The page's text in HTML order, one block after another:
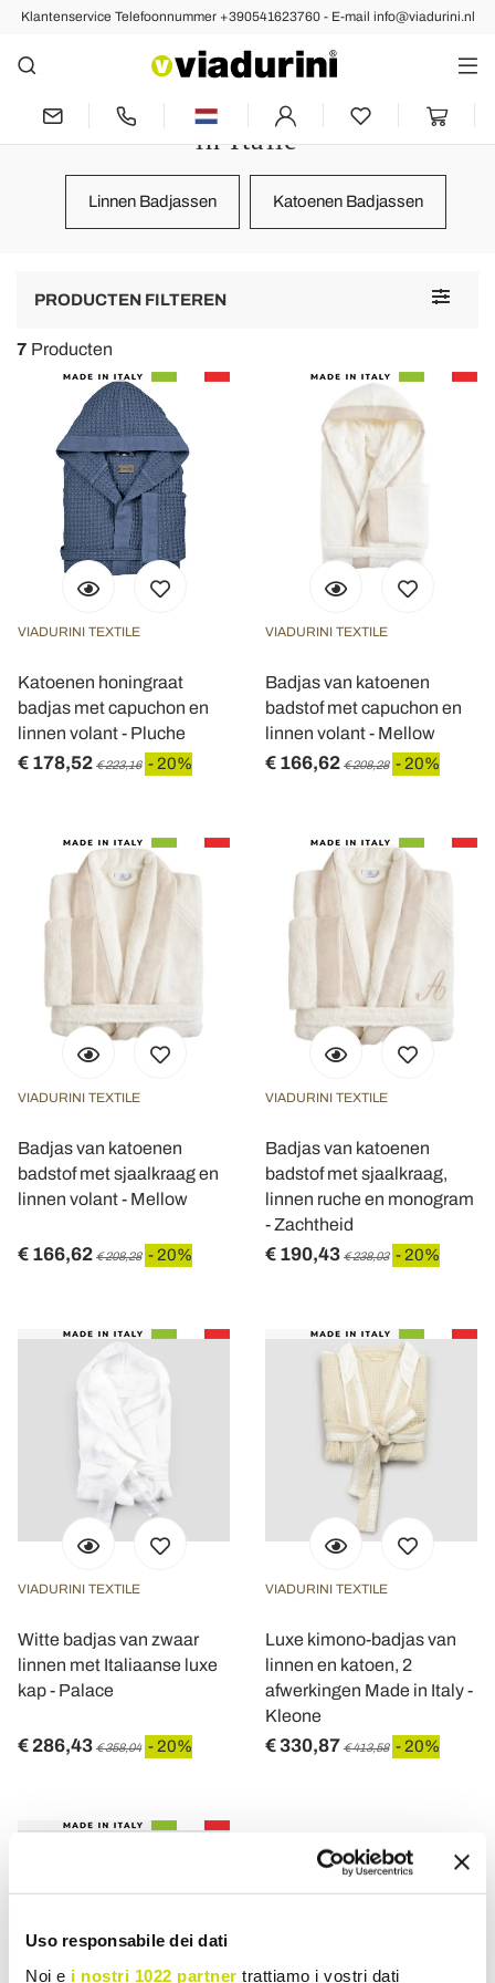
Uso responsabile dei dati
Noi e i nostri 1022 partner trattiamo i vostri dati
Klantenservice Telefoonnummer +390541623760 - E-mail info@viadurini.nl
Designer Badjassen de Hoge
Kwaliteit van Badtextiel Gemaakt
in Italië
Linnen Badjassen Katoenen Badjassen
Toggle
PRODUCTEN FILTEREN
7 Producten
VIADURINI TEXTILE
Katoenen honingraat
badjas met capuchon en
linnen volant - Pluche
€ 178,52 € 223,16 - 20%
VIADURINI TEXTILE
Badjas van katoenen
badstof met capuchon en
linnen volant - Mellow
€ 166,62 € 208,28 - 20%
VIADURINI TEXTILE
Badjas van katoenen
badstof met sjaalkraag en
linnen volant - Mellow
€ 166,62 € 208,28 - 20%
VIADURINI TEXTILE
Badjas van katoenen
badstof met sjaalkraag,
linnen ruche en monogram
- Zachtheid
€ 190,43 € 238,03 - 20%
VIADURINI TEXTILE
Witte badjas van zwaar
linnen met Italiaanse luxe
kap - Palace
€ 286,43 € 358,04 - 20%
VIADURINI TEXTILE
Luxe kimono-badjas van
linnen en katoen, 2
afwerkingen Made in Italy -
Kleone
€ 330,87 € 413,58 - 20%